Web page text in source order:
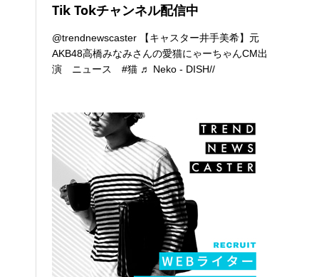
Tik Tokチャンネル配信中
@trendnewscaster 【キャスター井手美希】元
AKB48高橋みなみさんの愛猫にゃーちゃんCM出
演 ニュース#猫 ♬ Neko - DISH//